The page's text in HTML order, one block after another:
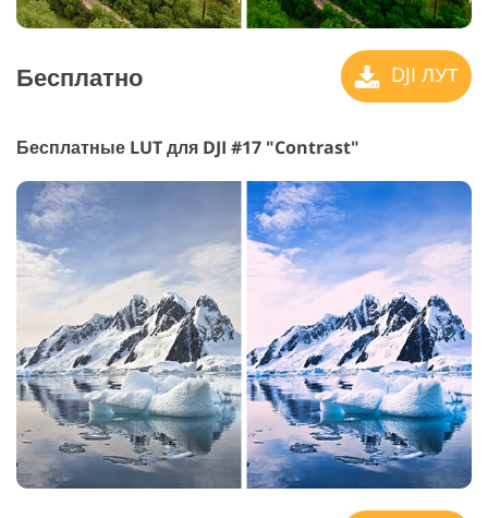
Бесплатно DJI ЛУТ
Бесплатные LUT для DJI #17 "Contrast"